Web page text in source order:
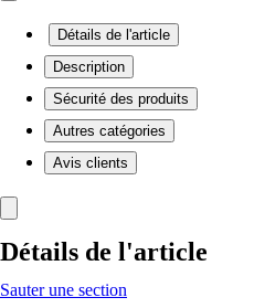
Détails de l'article
Description
Sécurité des produits
Autres catégories
Avis clients
Détails de l'article
Sauter une section